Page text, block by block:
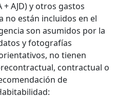
+ AJD) y otros gastos
no están incluidos en el
son asumidos por la
y fotografías
no tienen
contractual o
de